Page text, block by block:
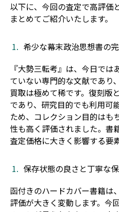
以下に、今回の査定で高評価
まとめてご紹介いたします。
希少な幕末政治思想書の
『大勢三転考』は、今日で
ていない専門的な文献であり
買取は極めて稀です。復刻版
であり、研究目的でも利用可
ため、コレクション目的はも
性も高く評価されました。書
査定価格に大きく影響する要
保存状態の良さと丁寧な
函付きのハードカバー書籍は
評価が大きく変動します。今